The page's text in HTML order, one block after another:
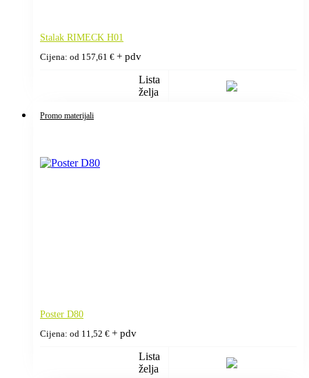
Stalak RIMECK H01
Cijena: od 157,61 € + pdv
Lista
želja
Promo materijali
Poster D80
Cijena: od 11,52 € + pdv
Lista
želja